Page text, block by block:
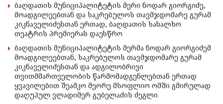
ბაღდათის მუნიციპალიტეტის მერი ნოდარ გიორგიძე,
მოადგილეებთან და საკრებულოს თავმჯდომარე გურამ
კიკნაველიძესთან ერთად, ბაღდათის სახალხო
თეატრის პრემიერას დაესწრო
ბაღდათის მუნიციპალიტეტის მერმა ნოდარ გიორგიძემ
მოადგილეებთან, საკრებულოს თავმჯდომარე გურამ
კიკნაველიძესთან და ადგილობრივი
თვითმმართველობის წარმომადგენლებთან ერთად
ყვავილებით შეამკო მეორე მსოფლიო ომში გმირულად
დაღუპულ ვლადიმერ გუბელაძის ძეგლი